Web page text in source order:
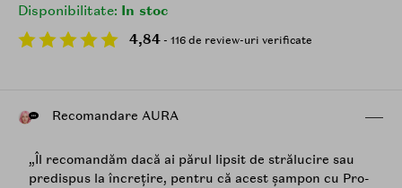
Disponibilitate: In stoc
4,84 - 116 de review-uri verificate
Recomandare AURA
„Îl recomandăm dacă ai părul lipsit de strălucire sau
predispus la încrețire, pentru că acest șampon cu Pro-